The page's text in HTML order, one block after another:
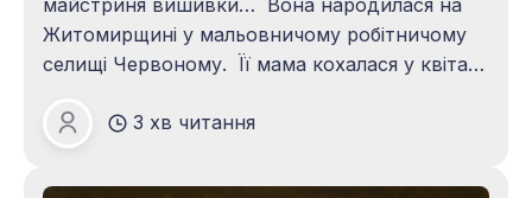
Житомирщині у мальовничому робітничому
селищі Червоному. Її мама кохалася у квітах.
пору завжди майоріли різнокольорові айстри
й розкішні мальви, сонячні чорнобривці й
жоржини, а навесні синявою неба усміхалися
Зоя ПАЦАЛО
3 хв читання